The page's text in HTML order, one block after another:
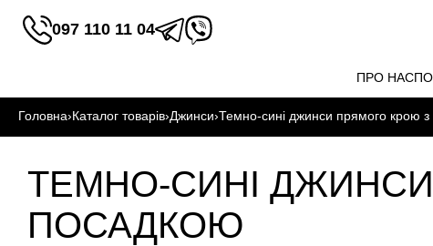
097 110 11 04
ПРО НАС
Головна›Каталог товарів›Джинси›Темно-сині джинси прямого крою
ТЕМНО-СИНІ
ПОСАДКОЮ